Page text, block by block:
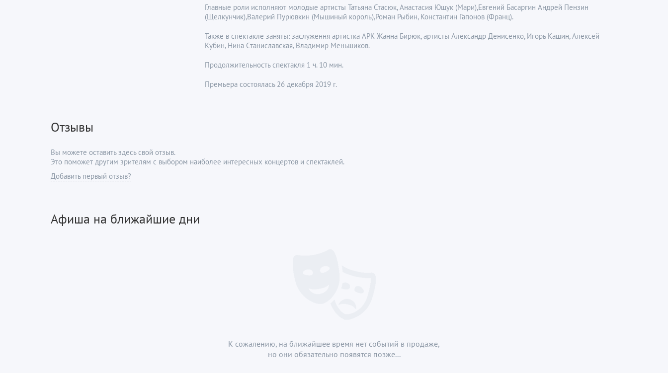
Главные роли исполняют молодые артисты Татьяна Стасюк, Анастасия Ющук (Мари),Евгений Басаргин Андрей Пензин
(Щелкунчик),Валерий Пурювкин (Мышиный король),Роман Рыбин, Константин Гапонов (Франц).
Также в спектакле заняты: заслуження артистка АРК Жанна Бирюк, артисты Александр Денисенко, Игорь Кашин, Алексей
Кубин, Нина Станиславская, Владимир Меньшиков.
Продолжительность спектакля 1 ч. 10 мин.
Премьера состоялась 26 декабря 2019 г.
Отзывы
Вы можете оставить здесь свой отзыв.
Это поможет другим зрителям с выбором наиболее интересных концертов и спектаклей.
Добавить первый отзыв?
Афиша на ближайшие дни
К сожалению, на ближайшее время нет событий в продаже,
но они обязательно появятся позже...